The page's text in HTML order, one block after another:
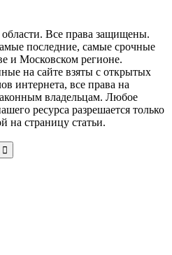
Все права защищены.
последние, самые срочные
и Московском регионе.
на сайте взяты с открытых
интернета, все права на
владельцам. Любое
ресурса разрешается только
на страницу статьи.